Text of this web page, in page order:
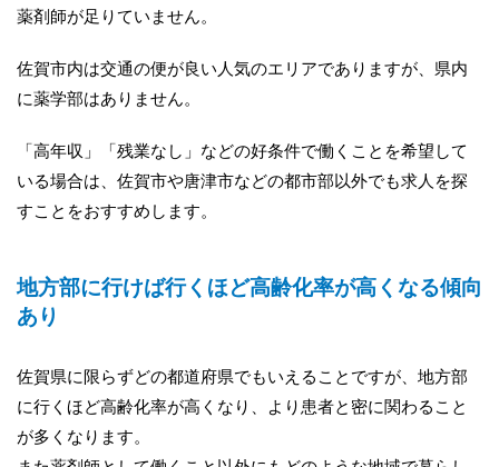
薬剤師が足りていません。
佐賀市内は交通の便が良い人気のエリアでありますが、県内
に薬学部はありません。
「高年収」「残業なし」などの好条件で働くことを希望して
いる場合は、佐賀市や唐津市などの都市部以外でも求人を探
すことをおすすめします。
地方部に行けば行くほど高齢化率が高くなる傾向
あり
佐賀県に限らずどの都道府県でもいえることですが、地方部
に行くほど高齢化率が高くなり、より患者と密に関わること
が多くなります。